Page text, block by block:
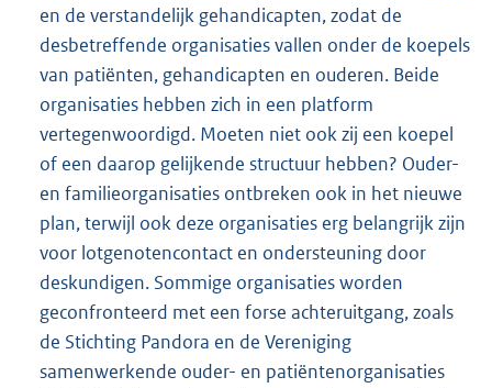
en de verstandelijk gehandicapten, zodat de
desbetreffende organisaties vallen onder de koepels
van patiënten, gehandicapten en ouderen. Beide
organisaties hebben zich in een platform
vertegenwoordigd. Moeten niet ook zij een koepel
of een daarop gelijkende structuur hebben? Ouder-
en familieorganisaties ontbreken ook in het nieuwe
plan, terwijl ook deze organisaties erg belangrijk zijn
voor lotgenotencontact en ondersteuning door
deskundigen. Sommige organisaties worden
geconfronteerd met een forse achteruitgang, zoals
de Stichting Pandora en de Vereniging
samenwerkende ouder- en patiëntenorganisaties